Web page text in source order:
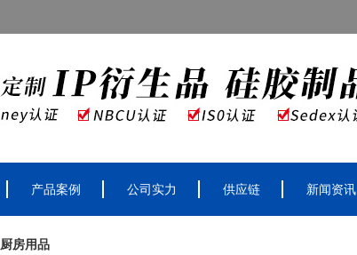
产品案例 公司实力 供应链 新闻资讯
厨房用品